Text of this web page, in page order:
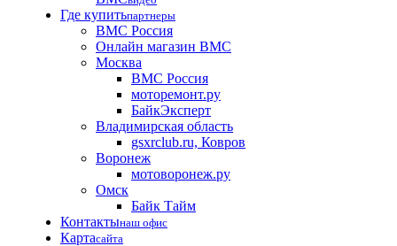
Где купитьпартнеры
BMC Россия
Онлайн магазин BMC
Москва
BMC Россия
моторемонт.ру
БайкЭксперт
Владимирская область
gsxrclub.ru, Ковров
Воронеж
мотоворонеж.ру
Омск
Байк Тайм
Контактынаш офис
Картасайта